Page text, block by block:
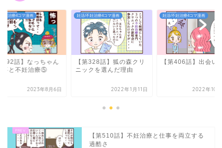
妊活/不妊治療4コマ漫画
第328話】狐の森クリ
ックを選んだ理由
2022年1月11日
妊活/不妊治療4コマ漫画
【第406話】出会い②
2022年10月27日
妊活/不妊治療4コマ漫画
【第492話】なっ
2023
【第510話】不妊治療と仕事を両立する
過酷さ